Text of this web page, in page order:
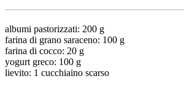
albumi pastorizzati: 200 g
farina di grano saraceno: 100 g
farina di cocco: 20 g
yogurt greco: 100 g
lievito: 1 cucchiaino scarso